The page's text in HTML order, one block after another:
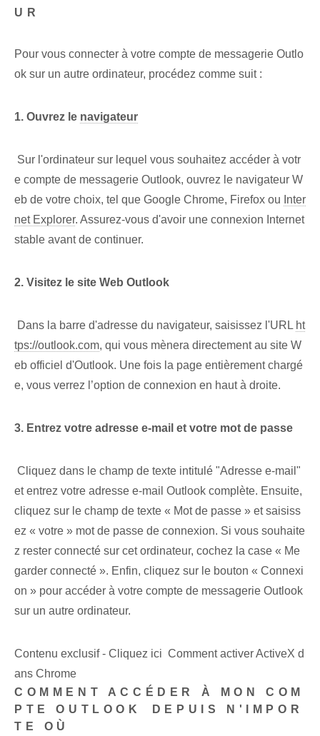
UR
Pour vous connecter à votre compte de messagerie Outlo
ok sur un autre ordinateur, procédez comme suit :
1. Ouvrez le navigateur
‌ Sur l'ordinateur sur lequel vous souhaitez accéder à votr
e compte de messagerie Outlook, ouvrez le navigateur W
eb de votre choix, tel que Google Chrome, Firefox ou Inter
net Explorer. ‌Assurez-vous d'avoir ⁢une connexion Internet
stable⁢ avant de continuer.
2. Visitez le site Web Outlook
‌ Dans la barre d'adresse du navigateur, saisissez l'URL ht
tps://outlook.com, qui vous mènera directement au site W
eb officiel d'Outlook. Une fois la page entièrement chargé
e, vous verrez l’option de connexion en haut à droite.
3. ‌Entrez votre ⁢adresse e-mail⁢ et votre mot de passe
‌ Cliquez⁣ dans le​ champ de texte⁢ intitulé ⁤"Adresse e-mail‌"
‌et entrez votre adresse e-mail Outlook complète. Ensuite,
cliquez sur le champ de texte « Mot de passe » et saisiss
ez « votre » mot de passe de connexion. Si vous souhaite
z rester connecté sur cet ordinateur, cochez la case « Me
garder connecté ». Enfin, cliquez sur le bouton « Connexi
on » pour accéder à votre compte de messagerie Outlook
sur un autre ordinateur.
Contenu exclusif - Cliquez ici Comment activer ActiveX d
ans Chrome
COMMENT ACCÉDER À MON COM
PTE OUTLOOK⁤ DEPUIS N'IMPOR
TE OÙ